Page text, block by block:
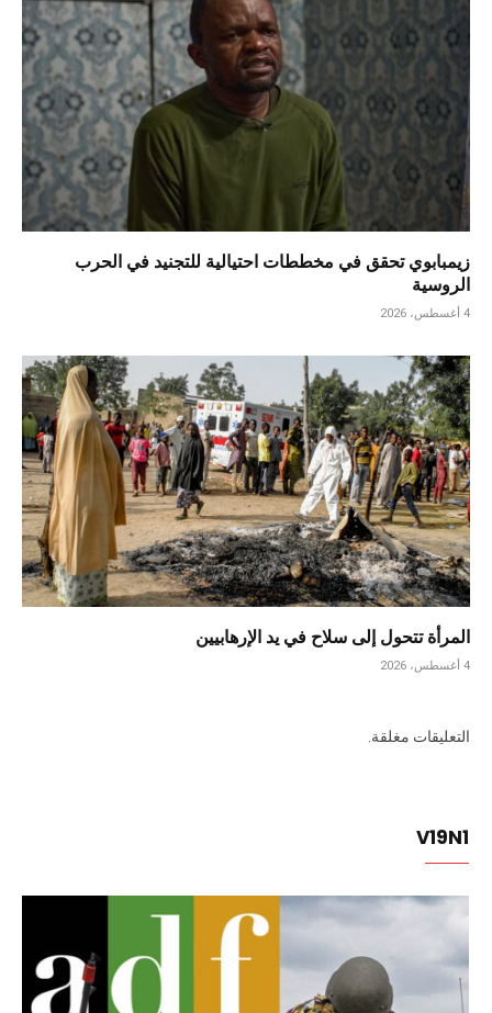
زيمبابوي تحقق في مخططات احتيالية للتجنيد في الحرب
الروسية
4 أغسطس، 2026
المرأة تتحول إلى سلاح في يد الإرهابيين
4 أغسطس، 2026
التعليقات مغلقة.
V19N1